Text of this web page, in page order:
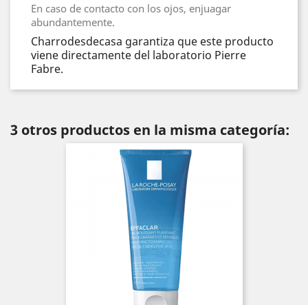
En caso de contacto con los ojos, enjuagar
abundantemente.
Charrodesdecasa garantiza que este producto
viene directamente del laboratorio Pierre
Fabre.
3 otros productos en la misma categoría: